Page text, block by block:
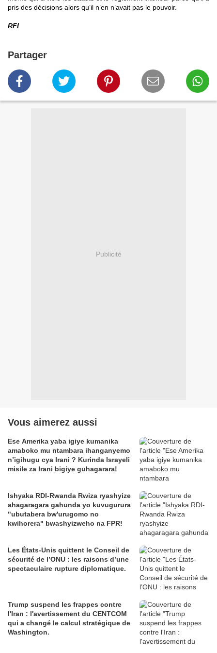
pris des décisions alors qu’il n’en n’avait pas le pouvoir.
RFI
Partager
Publicité
Vous aimerez aussi
Ese Amerika yaba igiye kumanika
amaboko mu ntambara ihanganyemo
n’igihugu cya Irani ? Kurinda Israyeli
misile za Irani bigiye guhagarara!
Ishyaka RDI-Rwanda Rwiza ryashyize
ahagaragara gahunda yo kuvugurura
"ubutabera bw'urugomo no
kwihorera" bwashyizweho na FPR!
Les États-Unis quittent le Conseil de
sécurité de l’ONU : les raisons d’une
spectaculaire rupture diplomatique.
Trump suspend les frappes contre
l'Iran : l'avertissement du CENTCOM
qui a changé le calcul stratégique de
Washington.